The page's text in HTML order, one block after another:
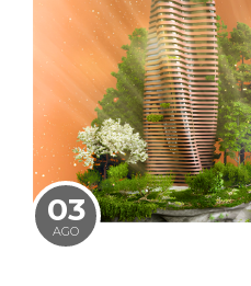
03
AGO